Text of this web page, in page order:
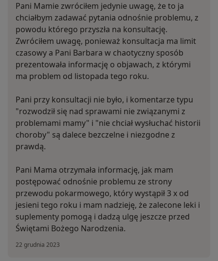
Pani Mamie zwróciłem jedynie uwagę, że to ja
chciałbym zadawać pytania odnośnie problemu, z
powodu którego przyszła na konsultację.
Zwróciłem uwagę, ponieważ konsultacja ma limit
czasowy a Pani Barbara w chaotyczny sposób
prezentowała informację o objawach, z którymi
ma problem od listopada tego roku.
Pani przy konsultacji nie było, i komentarze typu
"rozwodził się nad sprawami nie związanymi z
problemami mamy" i "nie chciał wysłuchać historii
choroby" są dalece bezczelne i niezgodne z
prawdą.
Pani Mama otrzymała informację, jak mam
postępować odnośnie problemu ze strony
przewodu pokarmowego, który wystąpił 3 x od
jesieni tego roku i mam nadzieję, że zalecone leki i
suplementy pomogą i dadzą ulgę jeszcze przed
Świętami Bożego Narodzenia.
22 grudnia 2023